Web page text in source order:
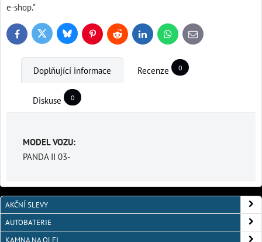
e-shop."
FacebookTwitter BlueskyPinterestReddit LinkedInWhatsApp
E-
mail
Doplňující informace Recenze 0
Diskuse 0
MODEL VOZU:
PANDA II 03-
AKČNÍ SLEVY
AUTOBATERIE
KAMNA NA OLEJ